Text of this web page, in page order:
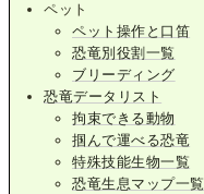
ペット
ペット操作と口笛
恐竜別役割一覧
ブリーディング
恐竜データリスト
拘束できる動物
掴んで運べる恐竜
特殊技能生物一覧
恐竜生息マップ一覧